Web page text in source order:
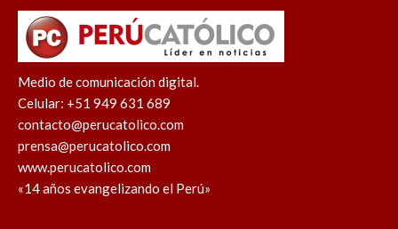
Medio de comunicación digital.
Celular: +51 949 631 689
contacto@perucatolico.com
prensa@perucatolico.com
www.perucatolico.com
«14 años evangelizando el Perú»